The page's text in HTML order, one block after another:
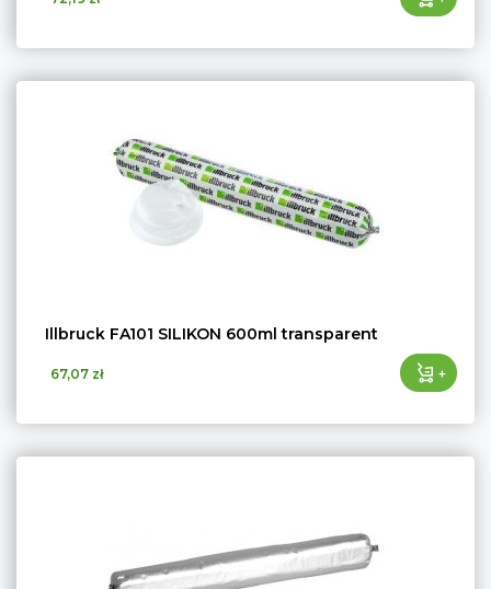
Illbruck FA101 SILIKON 600ml transparent
67,07 zł +